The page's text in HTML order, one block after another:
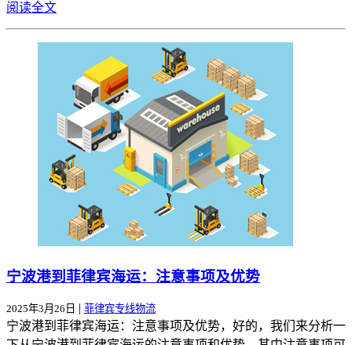
阅读全文
宁波港到菲律宾海运：注意事项及优势
2025年3月26日 | 菲律宾专线物流
宁波港到菲律宾海运：注意事项及优势，好的，我们来分析一